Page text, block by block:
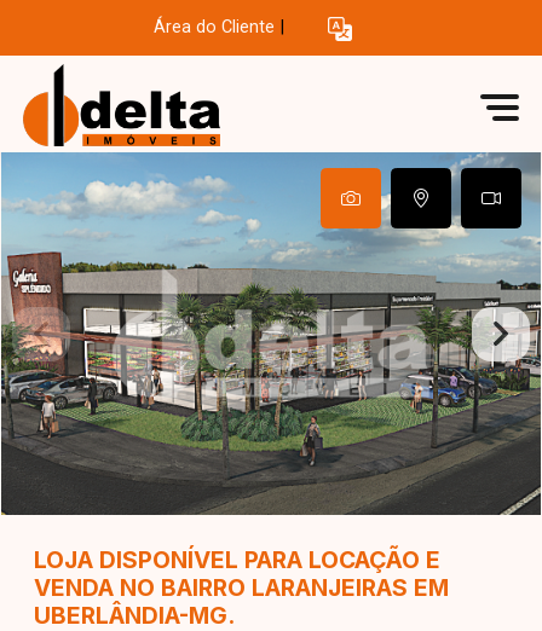
Área do Cliente
LOJA DISPONÍVEL PARA LOCAÇÃO E
VENDA NO BAIRRO LARANJEIRAS EM
UBERLÂNDIA-MG.